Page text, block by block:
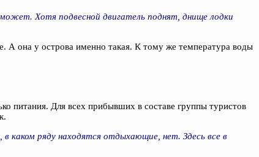
Хотя подвесной двигатель поднят, днище лодки
А она у острова именно такая. К тому же температура воды
питания. Для всех прибывших в составе группы туристов
каком ряду находятся отдыхающие, нет. Здесь все в